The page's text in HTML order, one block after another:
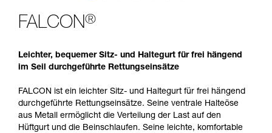
FALCON®
Leichter, bequemer Sitz- und Haltegurt für frei hängend
im Seil durchgeführte Rettungseinsätze
FALCON ist ein leichter Sitz- und Haltegurt für frei hängend
durchgeführte Rettungseinsätze. Seine ventrale Halteöse
aus Metall ermöglicht die Verteilung der Last auf den
Hüftgurt und die Beinschlaufen. Seine leichte, komfortable